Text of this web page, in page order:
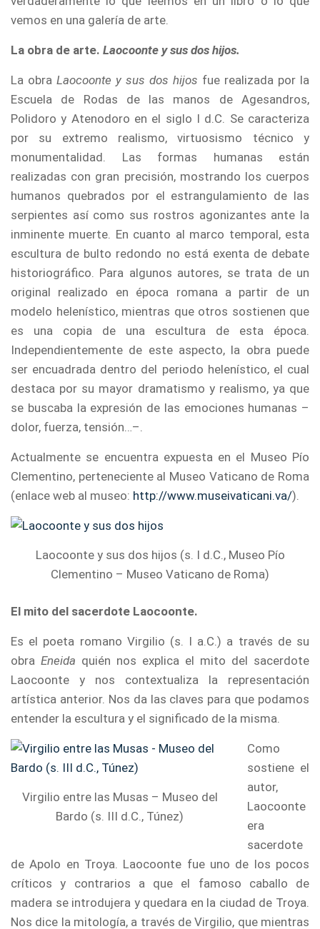
vemos en una galería de arte.
La obra de arte. Laocoonte y sus dos hijos.
La obra Laocoonte y sus dos hijos fue realizada por la
Escuela de Rodas de las manos de Agesandros,
Polidoro y Atenodoro en el siglo I d.C. Se caracteriza
por su extremo realismo, virtuosismo técnico y
monumentalidad. Las formas humanas están
realizadas con gran precisión, mostrando los cuerpos
humanos quebrados por el estrangulamiento de las
serpientes así como sus rostros agonizantes ante la
inminente muerte. En cuanto al marco temporal, esta
escultura de bulto redondo no está exenta de debate
historiográfico. Para algunos autores, se trata de un
original realizado en época romana a partir de un
modelo helenístico, mientras que otros sostienen que
es una copia de una escultura de esta época.
Independientemente de este aspecto, la obra puede
ser encuadrada dentro del periodo helenístico, el cual
destaca por su mayor dramatismo y realismo, ya que
se buscaba la expresión de las emociones humanas –
dolor, fuerza, tensión…–.
Actualmente se encuentra expuesta en el Museo Pío
Clementino, perteneciente al Museo Vaticano de Roma
(enlace web al museo: http://www.museivaticani.va/).
Laocoonte y sus dos hijos (s. I d.C., Museo Pío
Clementino – Museo Vaticano de Roma)
El mito del sacerdote Laocoonte.
Es el poeta romano Virgilio (s. I a.C.) a través de su
obra Eneida quién nos explica el mito del sacerdote
Laocoonte y nos contextualiza la representación
artística anterior. Nos da las claves para que podamos
entender la escultura y el significado de la misma.
Virgilio entre las Musas – Museo del
Bardo (s. III d.C., Túnez)
Como
sostiene el
autor,
Laocoonte
era
sacerdote
de Apolo en Troya. Laocoonte fue uno de los pocos
críticos y contrarios a que el famoso caballo de
madera se introdujera y quedara en la ciudad de Troya.
Nos dice la mitología, a través de Virgilio, que mientras